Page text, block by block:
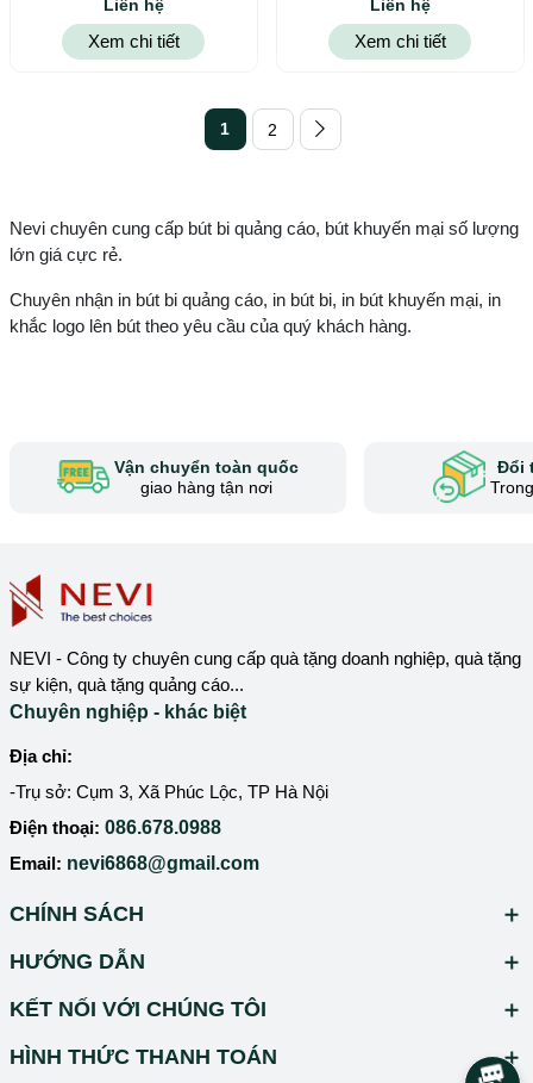
Liên hệ
Xem chi tiết
Liên hệ
Xem chi tiết
1 2
Nevi chuyên cung cấp bút bi quảng cáo, bút khuyến mại số lượng
lớn giá cực rẻ.
Chuyên nhận in bút bi quảng cáo, in bút bi, in bút khuyến mại, in
khắc logo lên bút theo yêu cầu của quý khách hàng.
Vận chuyển toàn quốc
giao hàng tận nơi
Đổi
NEVI - Công ty chuyên cung cấp quà tặng doanh nghiệp, quà tặng
sự kiện, quà tặng quảng cáo...
Chuyên nghiệp - khác biệt
Địa chỉ:
-Trụ sở: Cụm 3, Xã Phúc Lộc, TP Hà Nội
Điện thoại: 086.678.0988
Email: nevi6868@gmail.com
CHÍNH SÁCH
HƯỚNG DẪN
KẾT NỐI VỚI CHÚNG TÔI
HÌNH THỨC THANH TOÁN